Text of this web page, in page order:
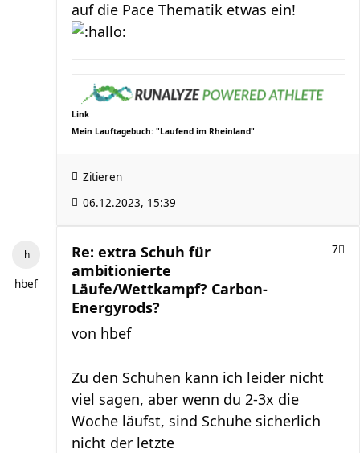
auf die Pace Thematik etwas ein!
Link
Mein Lauftagebuch: "Laufend im Rheinland"
Zitieren
06.12.2023, 15:39
hbef
Re: extra Schuh für
ambitionierte
Läufe/Wettkampf? Carbon-
Energyrods?
7
von hbef
Zu den Schuhen kann ich leider nicht
viel sagen, aber wenn du 2-3x die
Woche läufst, sind Schuhe sicherlich
nicht der letzte